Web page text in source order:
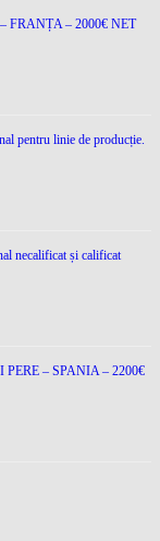
FRANȚA – 2000€ NET
pentru linie de producție.
necalificat și calificat
PERE – SPANIA – 2200€